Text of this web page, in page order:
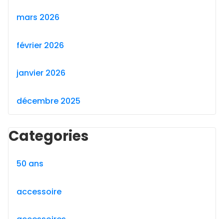
mars 2026
février 2026
janvier 2026
décembre 2025
Categories
50 ans
accessoire